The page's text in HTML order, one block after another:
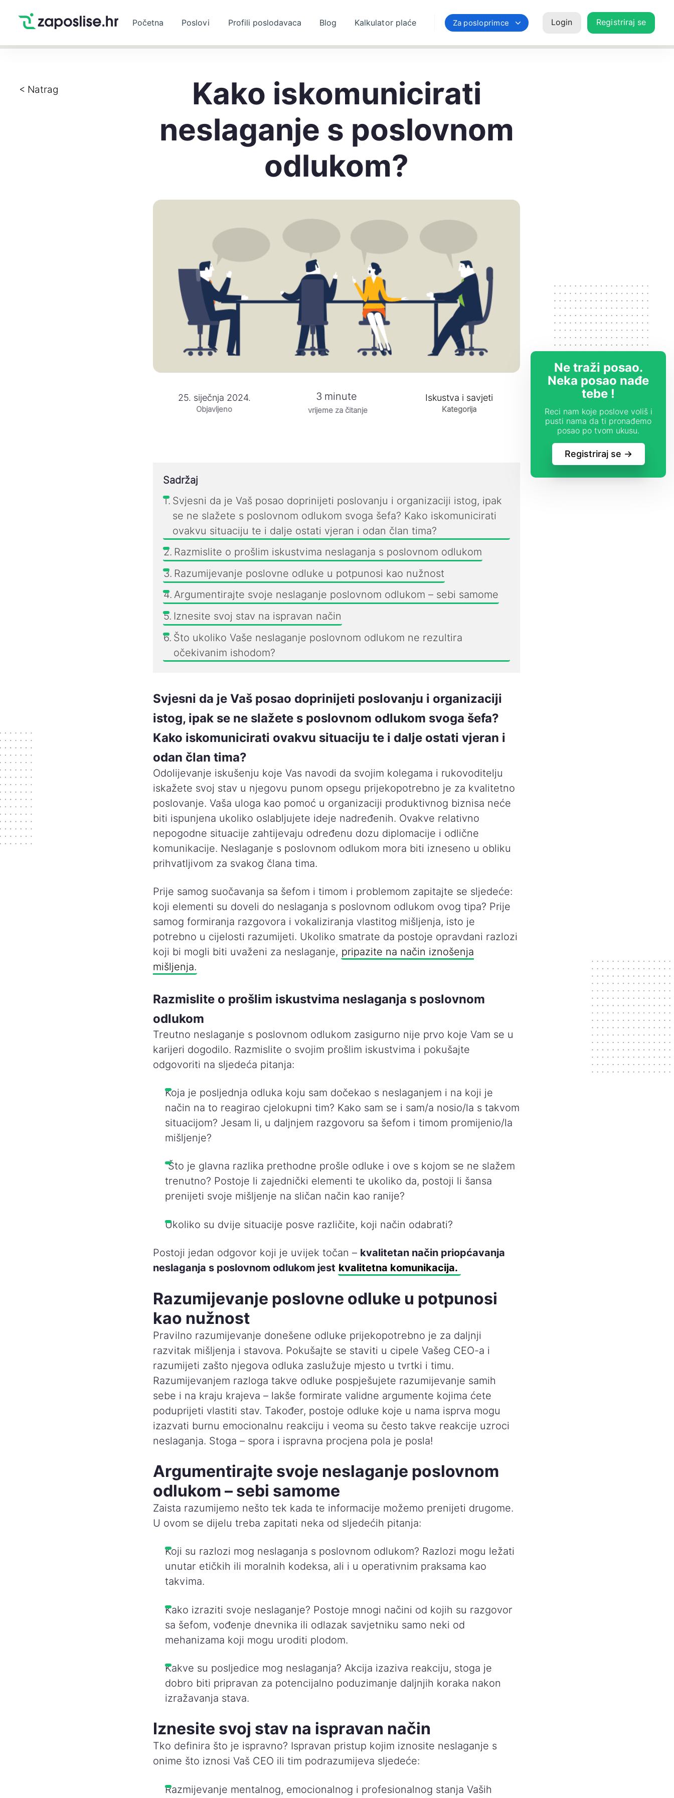
Početna Poslovi Profili poslodavaca Blog Kalkulator plaće Za posloprimce Login Registriraj se
< Natrag
Kako iskomunicirati
neslaganje s poslovnom
odlukom?
25. siječnja 2024.
Objavljeno vrijeme za čitanje
3 minute Iskustva i savjeti
Kategorija
Sadržaj
Svjesni da je Vaš posao doprinijeti poslovanju i organizaciji istog, ipak
se ne slažete s poslovnom odlukom svoga šefa? Kako iskomunicirati
ovakvu situaciju te i dalje ostati vjeran i odan član tima?
Razmislite o prošlim iskustvima neslaganja s poslovnom odlukom
Razumijevanje poslovne odluke u potpunosi kao nužnost
Argumentirajte svoje neslaganje poslovnom odlukom – sebi samome
Iznesite svoj stav na ispravan način
Što ukoliko Vaše neslaganje poslovnom odlukom ne rezultira
očekivanim ishodom?
Svjesni da je Vaš posao doprinijeti poslovanju i organizaciji
istog, ipak se ne slažete s poslovnom odlukom svoga šefa?
Kako iskomunicirati ovakvu situaciju te i dalje ostati vjeran i
odan član tima?
Odolijevanje iskušenju koje Vas navodi da svojim kolegama i rukovoditelju
iskažete svoj stav u njegovu punom opsegu prijekopotrebno je za kvalitetno
poslovanje. Vaša uloga kao pomoć u organizaciji produktivnog biznisa neće
biti ispunjena ukoliko oslabljujete ideje nadređenih. Ovakve relativno
nepogodne situacije zahtijevaju određenu dozu diplomacije i odlične
komunikacije. Neslaganje s poslovnom odlukom mora biti izneseno u obliku
prihvatljivom za svakog člana tima.
Prije samog suočavanja sa šefom i timom i problemom zapitajte se sljedeće:
koji elementi su doveli do neslaganja s poslovnom odlukom ovog tipa? Prije
samog formiranja razgovora i vokaliziranja vlastitog mišljenja, isto je
potrebno u cijelosti razumijeti. Ukoliko smatrate da postoje opravdani razlozi
koji bi mogli biti uvaženi za neslaganje, pripazite na način iznošenja
mišljenja.
Razmislite o prošlim iskustvima neslaganja s poslovnom
odlukom
Treutno neslaganje s poslovnom odlukom zasigurno nije prvo koje Vam se u
karijeri dogodilo. Razmislite o svojim prošlim iskustvima i pokušajte
odgovoriti na sljedeća pitanja:
Koja je posljednja odluka koju sam dočekao s neslaganjem i na koji je
način na to reagirao cjelokupni tim? Kako sam se i sam/a nosio/la s takvom
situacijom? Jesam li, u daljnjem razgovoru sa šefom i timom promijenio/la
mišljenje?
Što je glavna razlika prethodne prošle odluke i ove s kojom se ne slažem
trenutno? Postoje li zajednički elementi te ukoliko da, postoji li šansa
prenijeti svoje mišljenje na sličan način kao ranije?
Ukoliko su dvije situacije posve različite, koji način odabrati?
Postoji jedan odgovor koji je uvijek točan – kvalitetan način priopćavanja
neslaganja s poslovnom odlukom jest kvalitetna komunikacija.
Razumijevanje poslovne odluke u potpunosi
kao nužnost
Pravilno razumijevanje donešene odluke prijekopotrebno je za daljnji
razvitak mišljenja i stavova. Pokušajte se staviti u cipele Vašeg CEO-a i
razumijeti zašto njegova odluka zaslužuje mjesto u tvrtki i timu.
Razumijevanjem razloga takve odluke pospješujete razumijevanje samih
sebe i na kraju krajeva – lakše formirate validne argumente kojima ćete
poduprijeti vlastiti stav. Također, postoje odluke koje u nama isprva mogu
izazvati burnu emocionalnu reakciju i veoma su često takve reakcije uzroci
neslaganja. Stoga – spora i ispravna procjena pola je posla!
Argumentirajte svoje neslaganje poslovnom
odlukom – sebi samome
Zaista razumijemo nešto tek kada te informacije možemo prenijeti drugome.
U ovom se dijelu treba zapitati neka od sljedećih pitanja:
Koji su razlozi mog neslaganja s poslovnom odlukom? Razlozi mogu ležati
unutar etičkih ili moralnih kodeksa, ali i u operativnim praksama kao
takvima.
Kako izraziti svoje neslaganje? Postoje mnogi načini od kojih su razgovor
sa šefom, vođenje dnevnika ili odlazak savjetniku samo neki od
mehanizama koji mogu uroditi plodom.
Kakve su posljedice mog neslaganja? Akcija izaziva reakciju, stoga je
dobro biti pripravan za potencijalno poduzimanje daljnjih koraka nakon
izražavanja stava.
Iznesite svoj stav na ispravan način
Tko definira što je ispravno? Ispravan pristup kojim iznosite neslaganje s
onime što iznosi Vaš CEO ili tim podrazumijeva sljedeće:
Razmijevanje mentalnog, emocionalnog i profesionalnog stanja Vaših
Ne traži posao.
Neka posao nađe
tebe !
Reci nam koje poslove voliš i
pusti nama da ti pronađemo
posao po tvom ukusu.
Registriraj se ->